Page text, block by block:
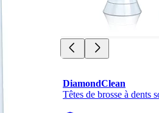
DiamondClean
Têtes de brosse à dents